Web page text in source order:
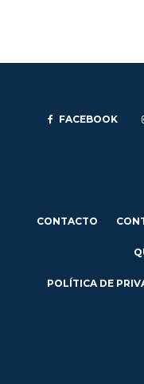
FACEBOOK
CONTACTO
POLÍTICA DE